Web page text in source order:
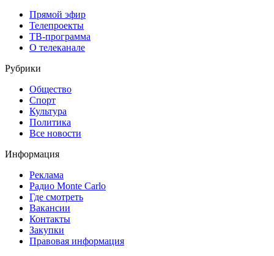
Прямой эфир
Телепроекты
ТВ-программа
О телеканале
Рубрики
Общество
Спорт
Культура
Политика
Все новости
Информация
Реклама
Радио Monte Carlo
Где смотреть
Вакансии
Контакты
Закупки
Правовая информация